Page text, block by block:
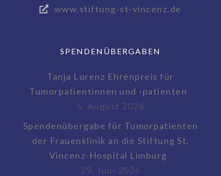
www.stiftung-st-vincenz.de
SPENDENÜBERGABEN
Tanja Lorenz Ehrenpreis für
Tumorpatientinnen und -patienten
6. August 2026
Spendenübergabe für Tumorpatienten
der Frauenklinik an die Stiftung St.
Vincenz-Hospital Limburg
29. Juni 2026